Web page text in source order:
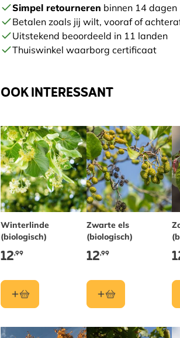
Simpel retourneren binnen 14 dagen
Betalen zoals jij wilt, vooraf of
Uitstekend beoordeeld in 11 landen
Thuiswinkel waarborg certificaat
OOK INTERESSANT
Winterlinde
(biologisch)
12,99
Zwarte els
(biologisch)
12,99